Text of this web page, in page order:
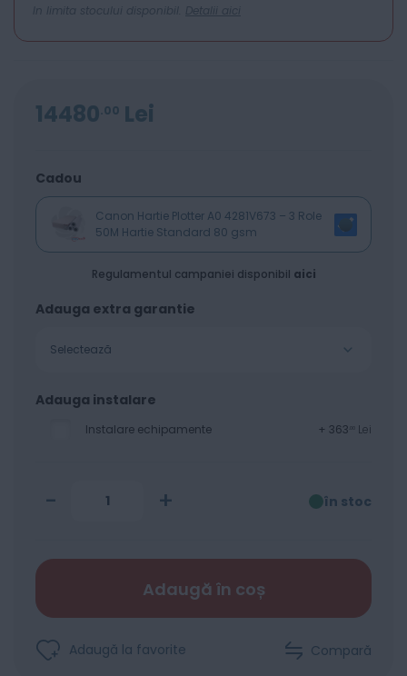
In limita stocului disponibil. Detalii aici
14480 00 Lei
Cadou
Canon Hartie Plotter A0 4281V673 – 3 Role
50M Hartie Standard 80 gsm
Regulamentul campaniei disponibil aici
Adauga extra garantie
Selectează
Adauga instalare
Instalare echipamente + 363 Lei
- + în stoc
Adaugă în coș
Adaugă la favorite Compară